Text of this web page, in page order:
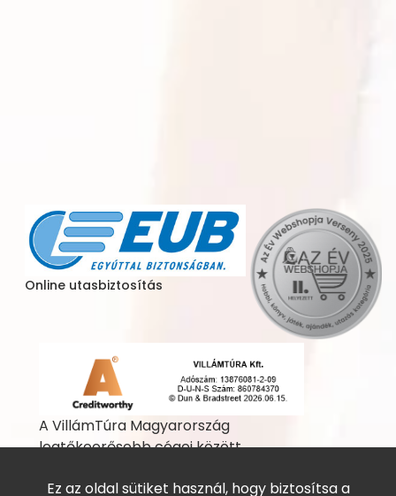
Ez az oldal sütiket használ, hogy biztosítsa a
Online utasbiztosítás
A VillámTúra Magyarország
legtőkeerősebb cégei között